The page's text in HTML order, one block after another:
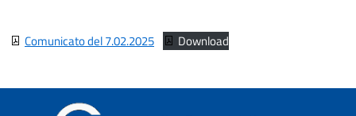
Comunicato del 7.02.2025 Download